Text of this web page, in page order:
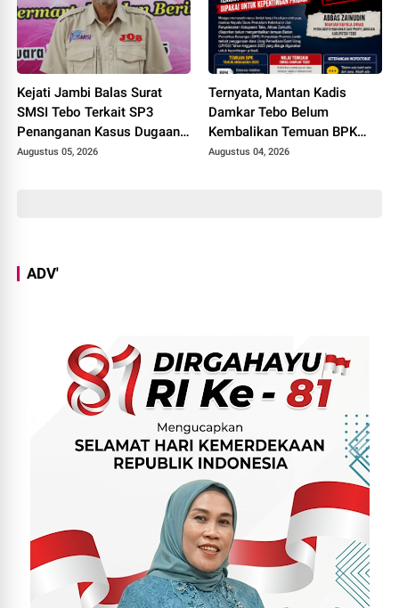
Kejati Jambi Balas Surat
SMSI Tebo Terkait SP3
Penanganan Kasus Dugaan
Korupsi di DPUPR Tebo Rp
Augustus 05, 2026
Ternyata, Mantan Kadis
Damkar Tebo Belum
Kembalikan Temuan BPK
Terkait Pencairan GU yang
Augustus 04, 2026
ADV'